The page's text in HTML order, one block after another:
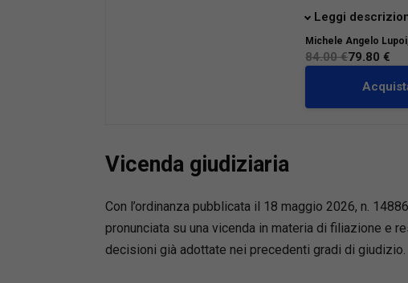
La riforma del
riforma
modo di
familiari, in
e genitoriali.
gli operatori del
provvisori e
analizza in
del processo di
normativi,
Leggi
Michele Angelo Lupoi
84.00 €79.80 €
Vicenda giudiziaria
Con l’ordinanza pubblicata il 18 maggio 2026, n.
pronunciata su una vicenda in materia di filiazione e
decisioni già adottate nei precedenti gradi di giudizio.